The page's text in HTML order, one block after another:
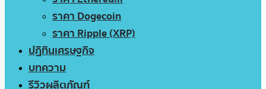
ราคา Dogecoin
ราคา Ripple (XRP)
ปฏิทินเศรษฐกิจ
บทความ
รีวิวผลิตภัณฑ์